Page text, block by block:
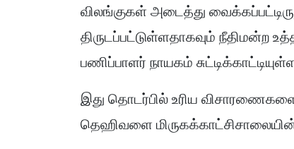
விலங்குகள் அடைத்து
திருடப்பட்டுள்ளதாகவும் நீதிமன்ற
பணிப்பாளர் நாயகம்
இது தொடர்பில் உரிய
தெஹிவளை